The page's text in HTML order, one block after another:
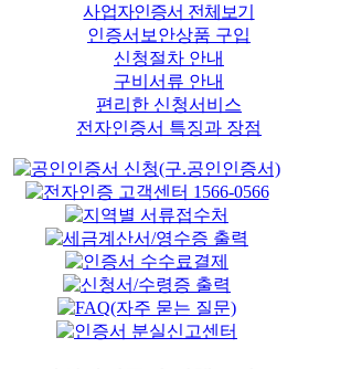
사업자인증서 전체보기
인증서보안상품 구입
신청절차 안내
구비서류 안내
편리한 신청서비스
전자인증서 특징과 장점